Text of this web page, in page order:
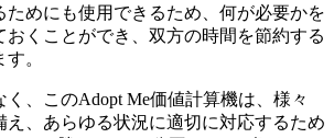
ためにも使用できるため、何が必要かを
おくことができ、双方の時間を節約する
。
、このAdopt Me価値計算機は、様々
え、あらゆる状況に適切に対応するため